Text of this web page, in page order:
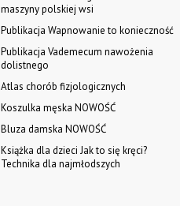
maszyny polskiej wsi
Publikacja Wapnowanie to konieczność
Publikacja Vademecum nawożenia
dolistnego
Atlas chorób fizjologicznych
Koszulka męska NOWOŚĆ
Bluza damska NOWOŚĆ
Książka dla dzieci Jak to się kręci?
Technika dla najmłodszych